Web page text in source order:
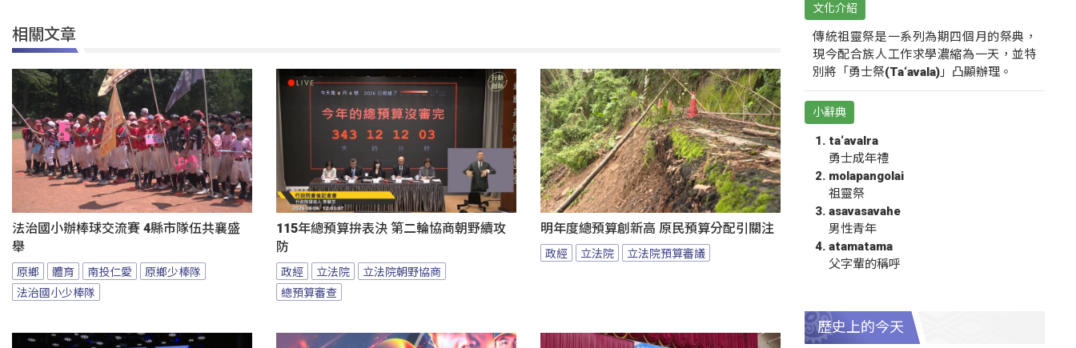
相關文章
法治國小辦棒球交流賽 4縣市隊伍共襄盛
舉
原鄉 體育 南投仁愛
原鄉少棒隊
法治國小少棒隊
115年總預算拚表決 第二輪協商朝野續攻
防
政經 立法院
立法院朝野協商
總預算審查
明年度總預算創新高 原民預算分配引關注
政經 立法院 立法院預算審議
文化介紹
傳統祖靈祭是一系列為期四個月的祭典，
現今配合族人工作求學濃縮為一天，並特
別將「勇士祭(Ta‘avala)」凸顯辦理。
小辭典
ta‘avalra
勇士成年禮
molapangolai
祖靈祭
asavasavahe
男性青年
atamatama
父字輩的稱呼
歷史上的今天